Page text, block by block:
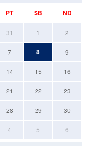
PT SB ND
31 1 2
7 8 9
14 15 16
21 22 23
28 29 30
4 5 6